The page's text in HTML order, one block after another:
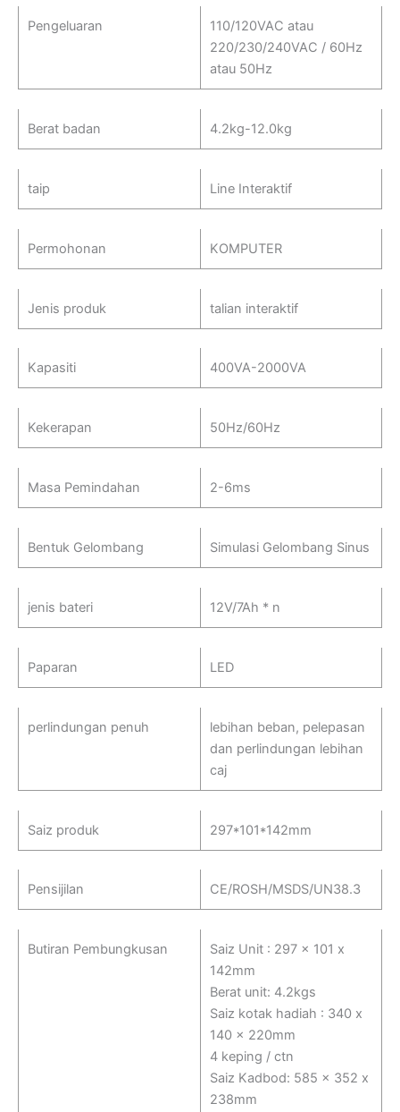
Pengeluaran
110/120VAC atau
220/230/240VAC / 60Hz
atau 50Hz
Berat badan 4.2kg-12.0kg
taip Line Interaktif
Permohonan KOMPUTER
Jenis produk talian interaktif
Kapasiti 400VA-2000VA
Kekerapan 50Hz/60Hz
Masa Pemindahan 2-6ms
Bentuk Gelombang Simulasi Gelombang Sinus
jenis bateri 12V/7Ah * n
Paparan LED
perlindungan penuh
lebihan beban, pelepasan
dan perlindungan lebihan
caj
Saiz produk 297*101*142mm
Pensijilan CE/ROSH/MSDS/UN38.3
Butiran Pembungkusan
Saiz Unit : 297 x 101 x
142mm
Berat unit: 4.2kgs
Saiz kotak hadiah : 340 x
140 x 220mm
4 keping / ctn
Saiz Kadbod: 585 x 352 x
238mm